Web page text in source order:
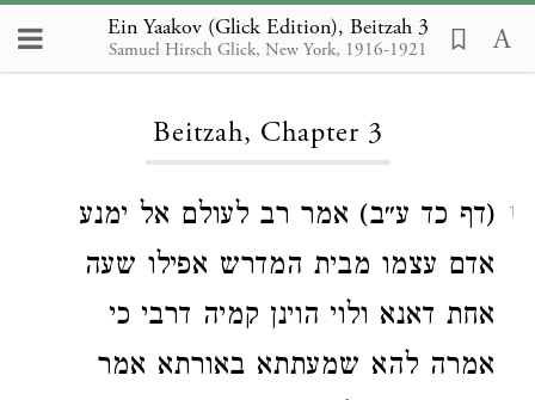
Ein Yaakov (Glick Edition), Beitzah 3
Samuel Hirsch Glick, New York, 1916-1921
Loading...
Beitzah, Chapter 3
1
(דף כד ע״ב) אמר רב לעולם אל ימנע
אדם עצמו מבית המדרש אפילו שעה
אחת דאנא ולוי הוינן קמיה דרבי כי
אמרה להא שמעתתא באורתא אמר